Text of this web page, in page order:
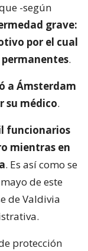
-según
grave:
por el cual
permanentes.
a Ámsterdam
su médico.
funcionarios
mientras en
. Es así como se
de este
de Valdivia
protección